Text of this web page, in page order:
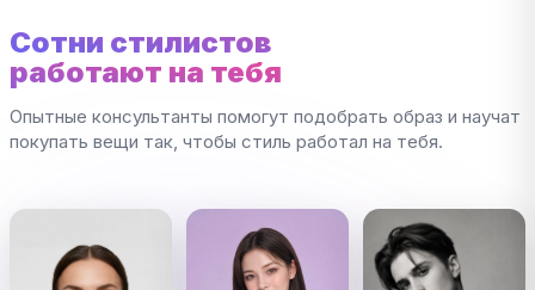
Сотни стилистов
работают на тебя
Опытные консультанты помогут подобрать образ и научат
покупать вещи так, чтобы стиль работал на тебя.